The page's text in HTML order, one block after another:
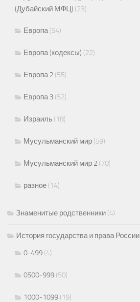
(Дубайский МФЦ) (23)
Европа(54)
Европа (кодексы) (22)
Европа 2 (55)
Европа 3 (52)
Израиль (18)
Мусульманский мир (59)
Мусульманский мир 2 (70)
разное (14)
Знаменитые родственники (4)
История государства и права России
0-499 (4)
0500-999 (50)
1000-1099 (19)